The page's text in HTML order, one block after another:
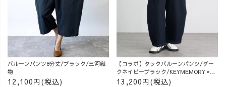
バルーンパンツ8分丈/ブラック/三河織
物
12,100円(税込)
【コラボ】タックバルーンパンツ/ダー
クネイビーブラック/KEYMEMORY ×
UZUiRO
13,200円(税込)